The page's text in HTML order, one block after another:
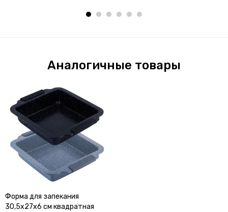
Аналогичные товары
Форма для запекания
30,5х27х6 см квадратная